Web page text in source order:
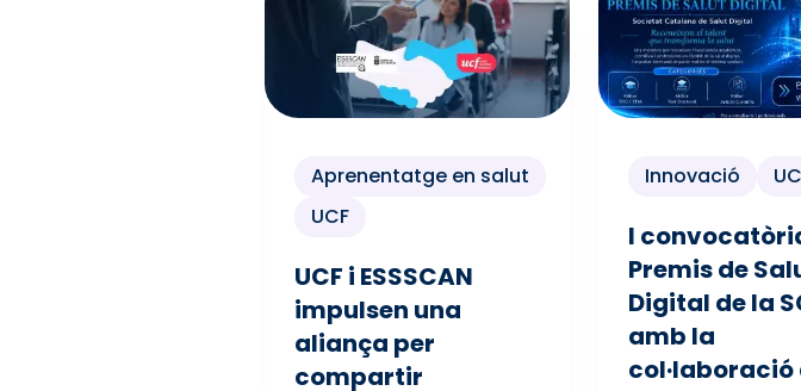
Aprenentatge en salut
UCF
UCF i ESSSCAN
impulsen una
aliança per
compartir
Innovació
I
Premis de
Digital de la
amb la
col·laboració